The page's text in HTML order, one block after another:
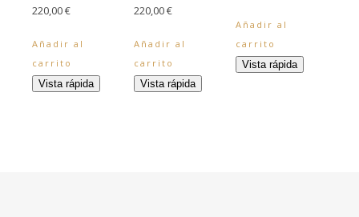
220,00€
Añadir al
carrito
Vista rápida
220,00€
Añadir al
carrito
Vista rápida
Añadir al
carrito
Vista rápida